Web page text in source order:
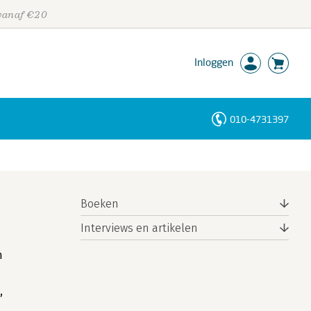
€20
Inloggen
010-4731397
Boeken
Interviews en artikelen
Personen